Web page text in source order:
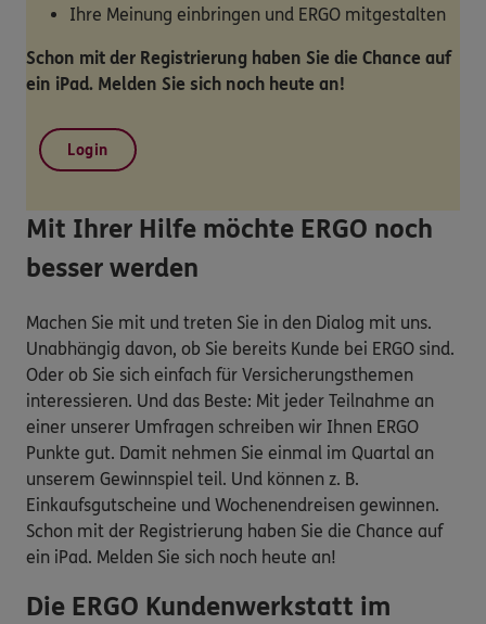
Ihre Meinung einbringen und ERGO mitgestalten
Schon mit der Registrierung haben Sie die Chance auf
ein iPad. Melden Sie sich noch heute an!
Login
Mit Ihrer Hilfe möchte ERGO noch
besser werden
Machen Sie mit und treten Sie in den Dialog mit uns.
Unabhängig davon, ob Sie bereits Kunde bei ERGO sind.
Oder ob Sie sich einfach für Versicherungsthemen
interessieren. Und das Beste: Mit jeder Teilnahme an
einer unserer Umfragen schreiben wir Ihnen ERGO
Punkte gut. Damit nehmen Sie einmal im Quartal an
unserem Gewinnspiel teil. Und können z. B.
Einkaufsgutscheine und Wochenendreisen gewinnen.
Schon mit der Registrierung haben Sie die Chance auf
ein iPad. Melden Sie sich noch heute an!
Die ERGO Kundenwerkstatt im